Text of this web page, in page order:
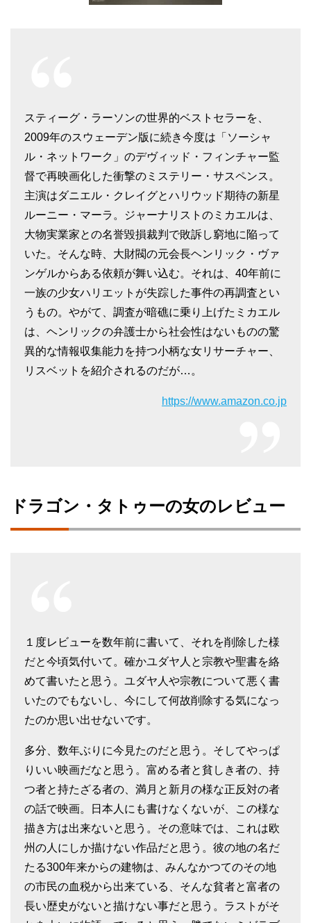
スティーグ・ラーソンの世界的ベストセラーを、
2009年のスウェーデン版に続き今度は「ソーシャ
ル・ネットワーク」のデヴィッド・フィンチャー監
督で再映画化した衝撃のミステリー・サスペンス。
主演はダニエル・クレイグとハリウッド期待の新星
ルーニー・マーラ。ジャーナリストのミカエルは、
大物実業家との名誉毀損裁判で敗訴し窮地に陥って
いた。そんな時、大財閥の元会長ヘンリック・ヴァ
ンゲルからある依頼が舞い込む。それは、40年前に
一族の少女ハリエットが失踪した事件の再調査とい
うもの。やがて、調査が暗礁に乗り上げたミカエル
は、ヘンリックの弁護士から社会性はないものの驚
異的な情報収集能力を持つ小柄な女リサーチャー、
リスベットを紹介されるのだが…。
https://www.amazon.co.jp
ドラゴン・タトゥーの女のレビュー
１度レビューを数年前に書いて、それを削除した様
だと今頃気付いて。確かユダヤ人と宗教や聖書を絡
めて書いたと思う。ユダヤ人や宗教について悪く書
いたのでもないし、今にして何故削除する気になっ
たのか思い出せないです。
多分、数年ぶりに今見たのだと思う。そしてやっぱ
りいい映画だなと思う。富める者と貧しき者の、持
つ者と持たざる者の、満月と新月の様な正反対の者
の話で映画。日本人にも書けなくないが、この様な
描き方は出来ないと思う。その意味では、これは欧
州の人にしか描けない作品だと思う。彼の地の名だ
たる300年来からの建物は、みんなかつてのその地
の市民の血税から出来ている、そんな貧者と富者の
長い歴史がないと描けない事だと思う。ラストがそ